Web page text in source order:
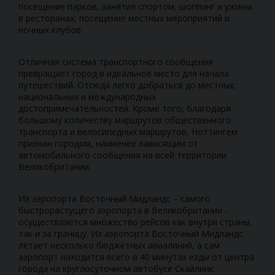
посещение парков, занятия спортом, шоппинг и ужины
в ресторанах, посещение местных мероприятий и
ночных клубов.
Отличная система транспортного сообщения
превращает город в идеальное место для начала
путешествий. Отсюда легко добраться до местных,
национальных и международных
достопримечательностей. Кроме того, благодаря
большому количеству маршрутов общественного
транспорта и велосипедных маршрутов, Ноттингем
признан городом, наименее зависящим от
автомобильного сообщения на всей территории
Великобритании.
Из аэропорта Восточный Мидландс – самого
быстрорастущего аэропорта в Великобритании -
осуществляется множество рейсов как внутри страны,
так и за границу. Из аэропорта Восточный Мидландс
летает несколько бюджетных авиалиний, а сам
аэропорт находится всего в 40 минутах езды от центра
города на круглосуточном автобусе Скайлинк.